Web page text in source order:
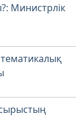
Министрлік